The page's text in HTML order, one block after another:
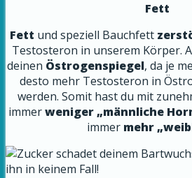
Fett
Fett und speziell Bauchfett
Testosteron in unserem Körper.
deinen Östrogenspiegel, da je
desto mehr Testosteron in
werden. Somit hast du mit
immerweniger „männliche
immer mehr